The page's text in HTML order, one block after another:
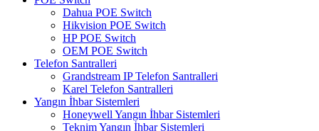
Dahua POE Switch
Hikvision POE Switch
HP POE Switch
OEM POE Switch
Telefon Santralleri
Grandstream IP Telefon Santralleri
Karel Telefon Santralleri
Yangın İhbar Sistemleri
Honeywell Yangın İhbar Sistemleri
Teknim Yangın İhbar Sistemleri